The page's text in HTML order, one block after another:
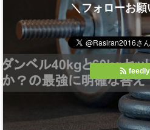
＼フォローお
feedly